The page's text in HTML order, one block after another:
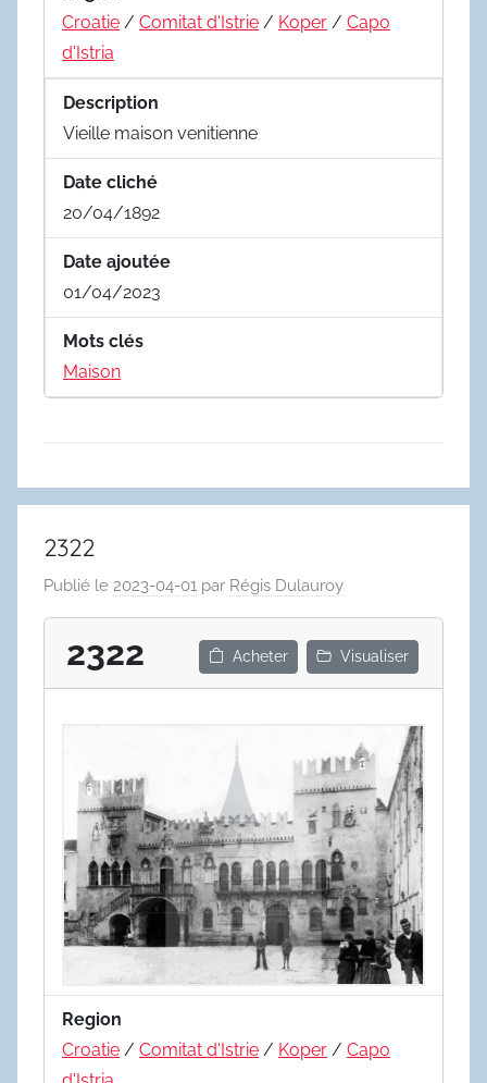
Croatie / Comitat d'Istrie / Koper / Capo
d'Istria
Description
Vieille maison venitienne
Date cliché
20/04/1892
Date ajoutée
01/04/2023
Mots clés
Maison
2322
Publié le 2023-04-01 par Régis Dulauroy
2322 Acheter Visualiser
Region
Croatie / Comitat d'Istrie / Koper / Capo